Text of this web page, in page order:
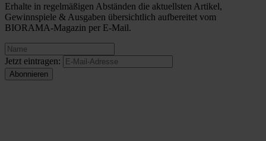
Erhalte in regelmäßigen Abständen die aktuellsten Artikel,
Gewinnspiele & Ausgaben übersichtlich aufbereitet vom
BIORAMA-Magazin per E-Mail.
Jetzt eintragen: